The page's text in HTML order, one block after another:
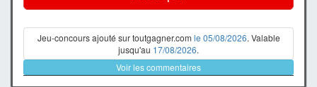
Jeu-concours ajouté sur toutgagner.com le 05/08/2026. Valable
jusqu'au 17/08/2026.
Voir les commentaires